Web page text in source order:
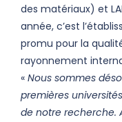
des matériaux) et
année, c’est
promu pour la
rayonnement
« Nous sommes
premières
de notre recherche.